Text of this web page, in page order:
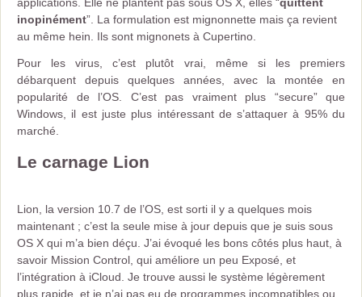
inopinément”. La formulation est mignonnette mais ça revient
au même hein. Ils sont mignonets à Cupertino.
Pour les virus, c’est plutôt vrai, même si les premiers
débarquent depuis quelques années, avec la montée en
popularité de l’OS. C’est pas vraiment plus “secure” que
Windows, il est juste plus intéressant de s’attaquer à 95% du
marché.
Le carnage Lion
Lion, la version 10.7 de l’OS, est sorti il y a quelques mois
maintenant ; c’est la seule mise à jour depuis que je suis sous
OS X qui m’a bien déçu. J’ai évoqué les bons côtés plus haut, à
savoir Mission Control, qui améliore un peu Exposé, et
l’intégration à iCloud. Je trouve aussi le système légèrement
plus rapide, et je n’ai pas eu de programmes incompatibles ou